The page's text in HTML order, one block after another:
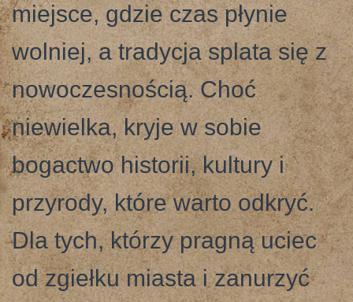
miejsce, gdzie czas płynie
wolniej, a tradycja splata się z
nowoczesnością. Choć
niewielka, kryje w sobie
bogactwo historii, kultury i
przyrody, które warto odkryć.
Dla tych, którzy pragną uciec
od zgiełku miasta i zanurzyć